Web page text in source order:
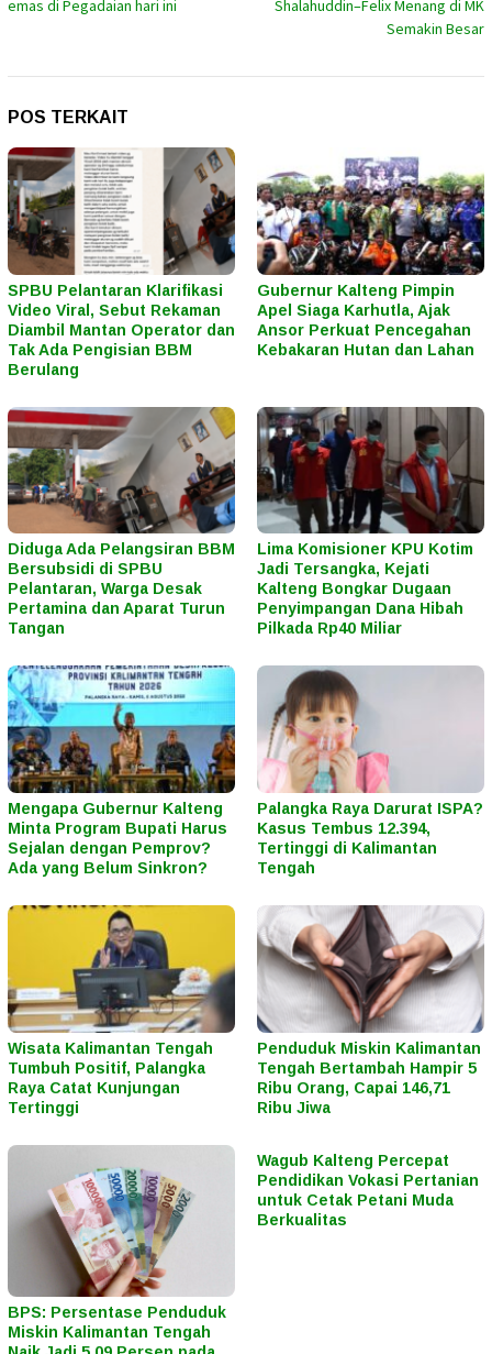
emas di Pegadaian hari ini
Shalahuddin–Felix Menang di MK
Semakin Besar
POS TERKAIT
SPBU Pelantaran Klarifikasi
Video Viral, Sebut Rekaman
Diambil Mantan Operator dan
Tak Ada Pengisian BBM
Berulang
Gubernur Kalteng Pimpin
Apel Siaga Karhutla, Ajak
Ansor Perkuat Pencegahan
Kebakaran Hutan dan Lahan
Diduga Ada Pelangsiran BBM
Bersubsidi di SPBU
Pelantaran, Warga Desak
Pertamina dan Aparat Turun
Tangan
Lima Komisioner KPU Kotim
Jadi Tersangka, Kejati
Kalteng Bongkar Dugaan
Penyimpangan Dana Hibah
Pilkada Rp40 Miliar
Mengapa Gubernur Kalteng
Minta Program Bupati Harus
Sejalan dengan Pemprov?
Ada yang Belum Sinkron?
Palangka Raya Darurat ISPA?
Kasus Tembus 12.394,
Tertinggi di Kalimantan
Tengah
Wisata Kalimantan Tengah
Tumbuh Positif, Palangka
Raya Catat Kunjungan
Tertinggi
Penduduk Miskin Kalimantan
Tengah Bertambah Hampir 5
Ribu Orang, Capai 146,71
Ribu Jiwa
BPS: Persentase Penduduk
Miskin Kalimantan Tengah
Wagub Kalteng Percepat
Pendidikan Vokasi Pertanian
untuk Cetak Petani Muda
Berkualitas